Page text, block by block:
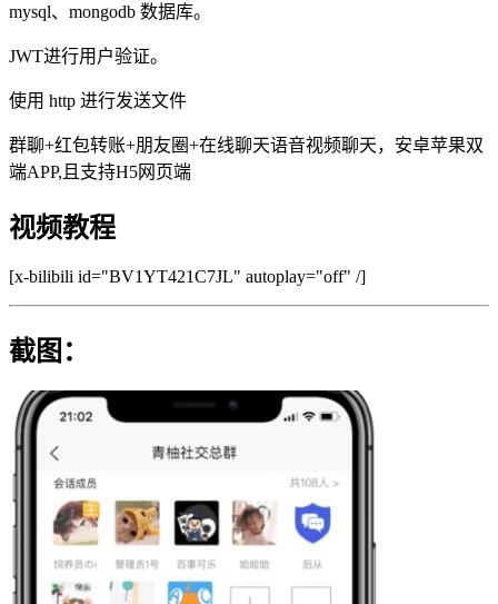
mysql、mongodb 数据库。
JWT进行用户验证。
使用 http 进行发送文件
群聊+红包转账+朋友圈+在线聊天语音视频聊天，安卓苹果双
端APP,且支持H5网页端
视频教程
[x-bilibili id="BV1YT421C7JL" autoplay="off" /]
截图：